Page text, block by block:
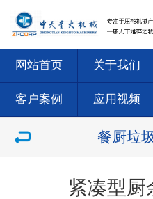
网站首页 关于我们
客户案例 应用视频
餐厨垃
紧凑型厨